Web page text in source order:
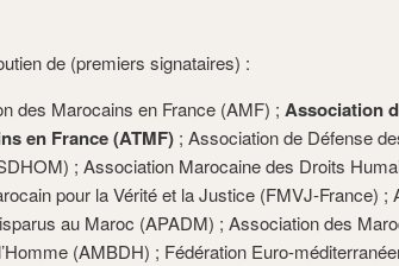
de (premiers signataires) :
des Marocains en France (AMF) ; Association
en France (ATMF) ; Association de Défense
; Association Marocaine des Droits
pour la Vérité et la Justice (FMVJ-France) ;
au Maroc (APADM) ; Association des
(AMBDH) ; Fédération Euro-